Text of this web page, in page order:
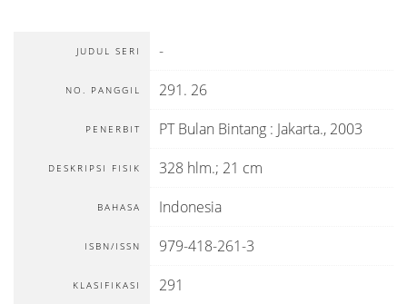
JUDUL SERI -
NO. PANGGIL 291. 26
PENERBIT PT Bulan Bintang : Jakarta., 2003
DESKRIPSI FISIK 328 hlm.; 21 cm
BAHASA Indonesia
ISBN/ISSN 979-418-261-3
KLASIFIKASI 291